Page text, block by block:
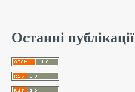
Останні публікації